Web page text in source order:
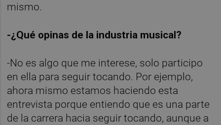
mismo.
-¿Qué opinas de la industria musical?
-No es algo que me interese, solo participo
en ella para seguir tocando. Por ejemplo,
ahora mismo estamos haciendo esta
entrevista porque entiendo que es una parte
de la carrera hacia seguir tocando, aunque a